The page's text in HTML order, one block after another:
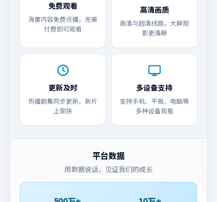
免费观看
海量内容免费点播，无需
付费即可观看
高清画质
高清与超清线路，大屏观
影更清晰
更新及时
热播剧集同步更新，新片
上架快
多设备支持
支持手机、平板、电脑等
多种设备观看
平台数据
用数据说话，见证我们的成长